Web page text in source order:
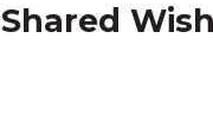
Shared